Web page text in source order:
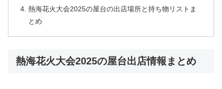
熱海花火大会2025の屋台の出店場所と持ち物リストま
とめ
熱海花火大会2025の屋台出店情報まとめ